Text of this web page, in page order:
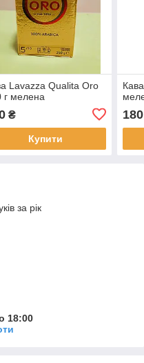
Lavazza Qualita Oro
г мелена
₴
Купити
180
за рік
18:00